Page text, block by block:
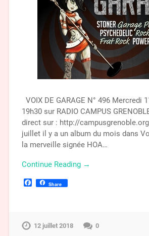
VOIX DE GARAGE N° 496 Mercredi
19h30 sur RADIO CAMPUS
direct sur : http://
juillet il y a un album du mois dans
la merveille signée HOA…
Continue Reading →
Facebook
Share
12 juillet 2018 0